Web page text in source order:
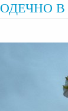
В